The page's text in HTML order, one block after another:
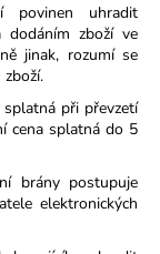
uhradit
dodáním zboží ve
jinak, rozumí se
při převzetí
cena splatná do 5
brány postupuje
elektronických